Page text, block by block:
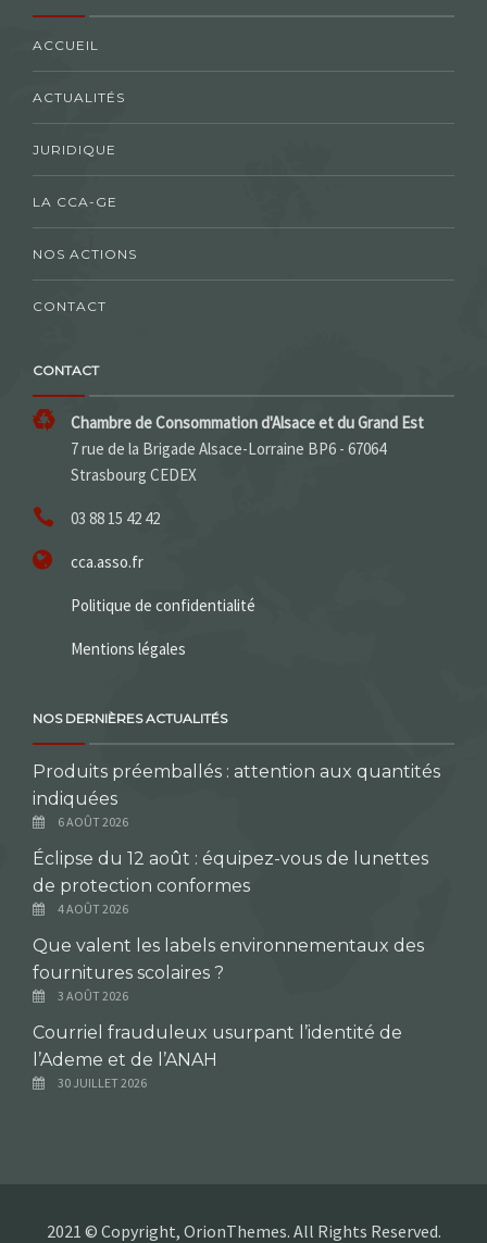
ACCUEIL
ACTUALITÉS
JURIDIQUE
LA CCA-GE
NOS ACTIONS
CONTACT
CONTACT
Chambre de Consommation d'Alsace et du Grand Est
7 rue de la Brigade Alsace-Lorraine BP6 - 67064
Strasbourg CEDEX
03 88 15 42 42
cca.asso.fr
Politique de confidentialité
Mentions légales
NOS DERNIÈRES ACTUALITÉS
Produits préemballés : attention aux quantités
indiquées
6 AOÛT 2026
Éclipse du 12 août : équipez-vous de lunettes
de protection conformes
4 AOÛT 2026
Que valent les labels environnementaux des
fournitures scolaires ?
3 AOÛT 2026
Courriel frauduleux usurpant l’identité de
l’Ademe et de l’ANAH
30 JUILLET 2026
2021 © Copyright, OrionThemes. All Rights Reserved.